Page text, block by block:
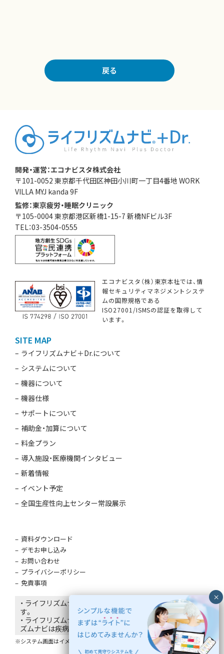
戻る
開発・運営：エコナビスタ株式会社
〒101-0052 東京都千代田区神田小川町一丁目4番地 WORK
VILLA MYJ kanda 9F
監修：東京疲労・睡眠クリニック
〒105-0004 東京都港区新橋1-15-7 新橋NFビル3F
TEL：03-3504-0555
エコナビスタ（株）東京本社では、情
報セキュリティマネジメントシステ
ムの国際規格である
ISO27001/ISMSの認証を取得して
います。
SITE MAP
ライフリズムナビ＋Dr.について
システムについて
機器について
機器仕様
サポートについて
補助金・加算について
料金プラン
導入施設・医療機関インタビュー
新着情報
イベント予定
全国生産性向上センター常設展示
資料ダウンロード
デモお申し込み
お問い合わせ
プライバシーポリシー
免責事項
・ ライフリズムナビはエコナビスタ株式会社の登録商標で
す。
・ ライフリズムナビは医療機器ではありません。ライフリ
ズムナビは疾病の診断・治療・予防を目的としていません。
※システム画面はイメージであり、氏名は仮名です。